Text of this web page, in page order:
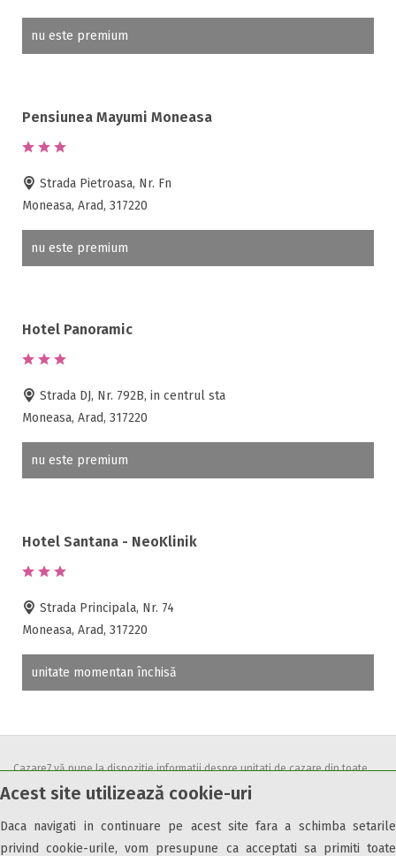
Acest site utilizează cookie-uri
Daca navigati in continuare pe acest site fara a schimba setarile
privind cookie-urile, vom presupune ca acceptati sa primiti toate
nu este premium
Pensiunea Mayumi Moneasa
Strada Pietroasa, Nr. Fn
Moneasa, Arad, 317220
nu este premium
Hotel Panoramic
Strada DJ, Nr. 792B, in centrul sta
Moneasa, Arad, 317220
nu este premium
Hotel Santana - NeoKlinik
Strada Principala, Nr. 74
Moneasa, Arad, 317220
unitate momentan închisă
Cazare7 vă pune la dispozitie informatii despre unitati de cazare din toate
zonele turistice, oferte speciale, rezervari online.
condițiile